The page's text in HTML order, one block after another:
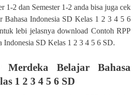
1-2 dan Semester 1-2 anda bisa juga cek
Bahasa Indonesia SD Kelas 1 2 3 4 5 6
lebi jelasnya download Contoh RPP
Indonesia SD Kelas 1 2 3 4 5 6 SD.
Merdeka Belajar Bahasa
1 2 3 4 5 6 SD